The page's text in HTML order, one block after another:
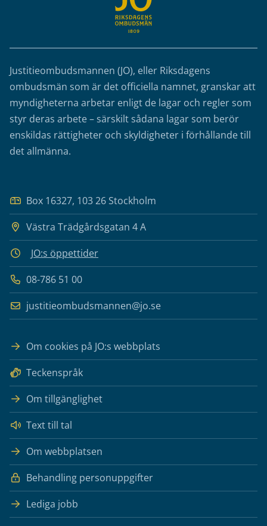
Justitieombudsmannen (JO), eller Riksdagens
ombudsmän som är det officiella namnet, granskar att
myndigheterna arbetar enligt de lagar och regler som
styr deras arbete – särskilt sådana lagar som berör
enskildas rättigheter och skyldigheter i förhållande till
det allmänna.
Box 16327, 103 26 Stockholm
Västra Trädgårdsgatan 4 A
JO:s öppettider
08-786 51 00
justitieombudsmannen@jo.se
Om cookies på JO:s webbplats
Teckenspråk
Om tillgänglighet
Text till tal
Om webbplatsen
Behandling personuppgifter
Lediga jobb